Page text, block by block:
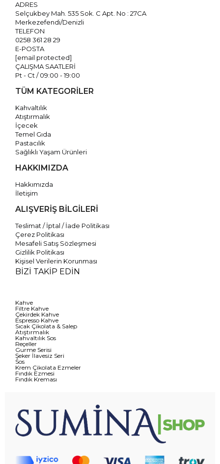
ADRES
Selçukbey Mah. 535 Sok. C Apt. No : 27CA
Merkezefendi/Denizli
TELEFON
0258 361 28 29
E-POSTA
[email protected]
ÇALIŞMA SAATLERİ
Pt - Ct / 09:00 - 19:00
TÜM KATEGORİLER
Kahvaltılık
Atıştırmalık
İçecek
Temel Gıda
Pastacılık
Sağlıklı Yaşam Ürünleri
HAKKIMIZDA
Hakkımızda
İletişim
ALIŞVERİŞ BİLGİLERİ
Teslimat / İptal / İade Politikası
Çerez Politikası
Mesafeli Satış Sözleşmesi
Gizlilik Politikası
Kişisel Verilerin Korunması
BİZİ TAKİP EDİN
Kahve
Filtre Kahve
Çekirdek Kahve
Espresso Kahve
Sıcak Çikolata & Salep
Atıştırmalık
Kahvaltılık Sos
Reçeller
Gurme Serisi
Şeker İlavesiz Seri
Sos
Krem Çikolata Ezmeler
Fındık Ezmesi
Fındık Kreması